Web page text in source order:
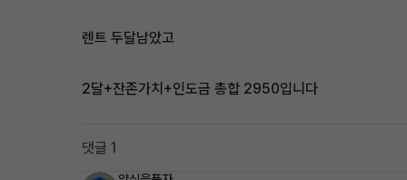
렌트 두달남았고
2달+잔존가치+인도금 총합 2950입니다
댓글 1